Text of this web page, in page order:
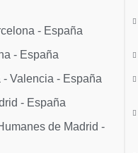
- España
- España
Valencia - España
- España
de Madrid -